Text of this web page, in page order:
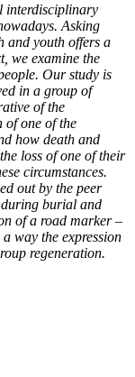
interdisciplinary
Asking
and youth offers a
we examine the
Our study is
in a group of
of the
of one of the
how death and
loss of one of their
circumstances.
out by the peer
burial and
of a road marker–
way the expression
regeneration.